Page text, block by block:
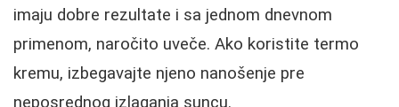
imaju dobre rezultate i sa jednom dnevnom
primenom, naročito uveče. Ako koristite termo
kremu, izbegavajte njeno nanošenje pre
neposrednog izlaganja suncu.